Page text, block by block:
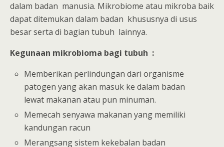
dalam badan manusia. Mikrobiome atau mikroba baik
dapat ditemukan dalam badan khususnya di usus
besar serta di bagian tubuh lainnya.
Kegunaan mikrobioma bagi tubuh :
Memberikan perlindungan dari organisme
patogen yang akan masuk ke dalam badan
lewat makanan atau pun minuman.
Memecah senyawa makanan yang memiliki
kandungan racun
Merangsang sistem kekebalan badan